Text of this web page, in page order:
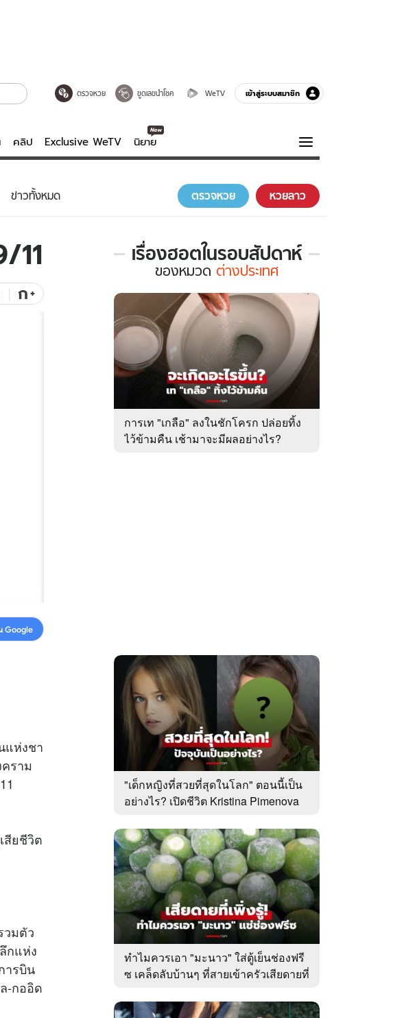
ตรวจหวย ขูดเลขนำโชค WeTV เข้าสู่ระบบสมาชิก
คลิป Exclusive WeTV นิยาย
บันเทิงครบรส
คลิป
พอดแคสต์
ความรู้รอบตัว
ฮาวทู
ข่าวทั้งหมด ตรวจหวย หวยลาว
11
ก+
Google
แห่งชา
ราม
สียชีวิต
วมตัว
กแห่ง
ารบิน
-กออิด
เรื่องฮอตในรอบสัปดาห์
เรื่อง
ใน
รอบ
สัปดาห์
ของ
ต่าง
ประเทศ
ของหมวด ต่างประเทศ
การเท "เกลือ" ลงในชักโครก ปล่อยทิ้ง
ไว้ข้ามคืน เช้ามาจะมีผลอย่างไร?
"เด็กหญิงที่สวยที่สุดในโลก" ตอนนี้เป็น
อย่างไร? เปิดชีวิต Kristina Pimenova
ทำไมควรเอา "มะนาว" ใส่ตู้เย็นช่องฟรี
ซ เคล็ดลับบ้านๆ ที่สายเข้าครัวเสียดายที่